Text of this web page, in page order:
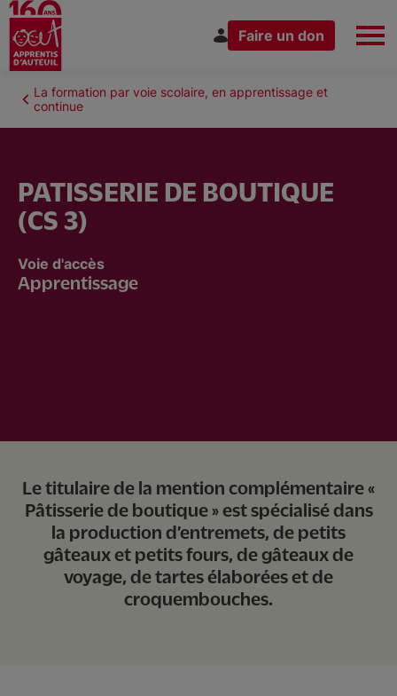
contenuEspace Donateur
Nous connaître
Nos actions
Faire un don
Fil
d'Ariane
La formation par voie scolaire, en apprentissage et
continue
PATISSERIE DE BOUTIQUE
(CS 3)
Voie d'accès
Apprentissage
Le titulaire de la mention complémentaire «
Pâtisserie de boutique » est spécialisé dans
la production d’entremets, de petits
gâteaux et petits fours, de gâteaux de
voyage, de tartes élaborées et de
croquembouches.